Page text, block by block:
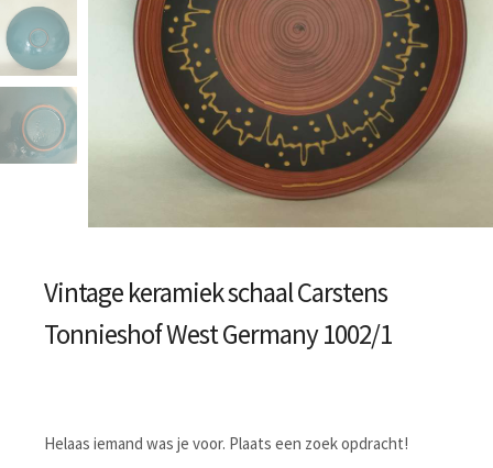
Vintage keramiek schaal Carstens
Tonnieshof West Germany 1002/1
Helaas iemand was je voor. Plaats een zoek opdracht!